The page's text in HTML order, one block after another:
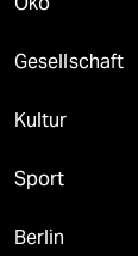
Gesellschaft
Kultur
Sport
Berlin